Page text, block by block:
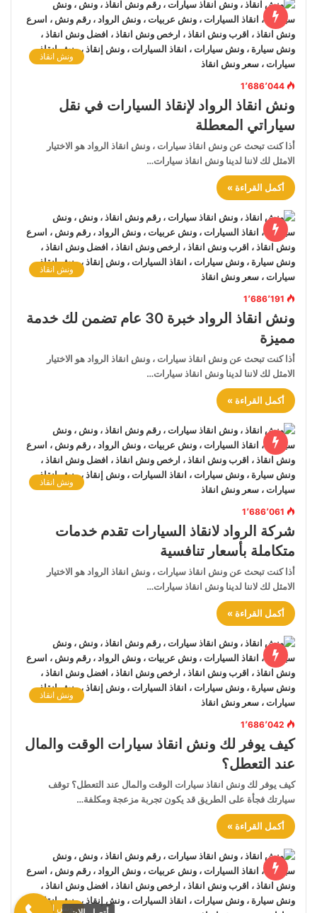
ونش انقاذ
1٬686٬044
ونش انقاذ الرواد لإنقاذ السيارات في نقل
سياراتي المعطلة
أذا كنت تبحث عن ونش انقاذ سيارات ، ونش انقاذ الرواد هو الاختيار
الامثل لك لاننا لدينا ونش انقاذ سيارات…
أكمل القراءة »
ونش انقاذ
1٬686٬191
ونش انقاذ الرواد خبرة 30 عام تضمن لك خدمة
مميزة
أذا كنت تبحث عن ونش انقاذ سيارات ، ونش انقاذ الرواد هو الاختيار
الامثل لك لاننا لدينا ونش انقاذ سيارات…
أكمل القراءة »
ونش انقاذ
1٬686٬061
شركة الرواد لانقاذ السيارات تقدم خدمات
متكاملة بأسعار تنافسية
أذا كنت تبحث عن ونش انقاذ سيارات ، ونش انقاذ الرواد هو الاختيار
الامثل لك لاننا لدينا ونش انقاذ سيارات…
أكمل القراءة »
ونش انقاذ
1٬686٬042
كيف يوفر لك ونش انقاذ سيارات الوقت والمال
عند التعطل؟
كيف يوفر لك ونش انقاذ سيارات الوقت والمال عند التعطل؟ توقف
سيارتك فجأة على الطريق قد يكون تجربة مزعجة ومكلفة…
أكمل القراءة »
ونش انقاذ